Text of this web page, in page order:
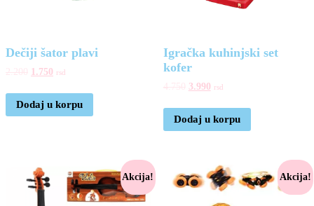
Dečiji šator plavi
1.750 rsd
Dodaj u korpu
Igračka kuhinjski set
kofer
3.990 rsd
Dodaj u korpu
Akcija! Akcija!